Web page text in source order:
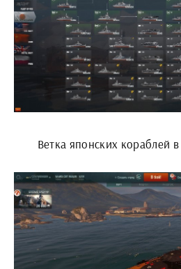
Ветка японских кораблей